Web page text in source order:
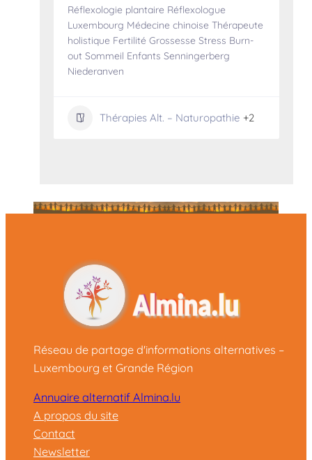
Réflexologie plantaire Réflexologue
Luxembourg Médecine chinoise Thérapeute
holistique Fertilité Grossesse Stress Burn-
out Sommeil Enfants Senningerberg
Niederanven
Thérapies Alt. – Naturopathie +2
Réseau de partage d'informations alternatives –
Luxembourg et Grande Région
Annuaire alternatif Almina.lu
A propos du site
Contact
Newsletter